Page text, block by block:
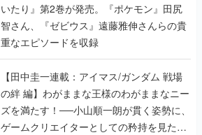
いたり』第2巻が発売。『ポケモン』田尻
智さん、『ゼビウス』遠藤雅伸さんらの貴
重なエピソードを収録
【田中圭一連載：アイマス/ガンダム 戦場
の絆 編】わがままな王様のわがままなニー
ズを満たす！──小山順一朗が貫く姿勢に、
ゲームクリエイターとしての矜持を見た